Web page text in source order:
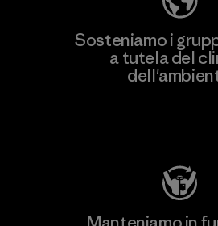
Sosteniamo i
a tutela del